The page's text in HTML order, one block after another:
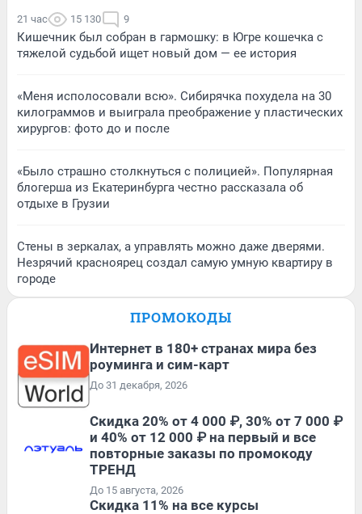
21 час 15 130 9
Кишечник был собран в гармошку: в Югре кошечка с
тяжелой судьбой ищет новый дом — ее история
«Меня исполосовали всю». Сибирячка похудела на 30
килограммов и выиграла преображение у пластических
хирургов: фото до и после
«Было страшно столкнуться с полицией». Популярная
блогерша из Екатеринбурга честно рассказала об
отдыхе в Грузии
Стены в зеркалах, а управлять можно даже дверями.
Незрячий красноярец создал самую умную квартиру в
городе
ПРОМОКОДЫ
Интернет в 180+ странах мира без
роуминга и сим-карт
До 31 декабря, 2026
Скидка 20% от 4 000 ₽, 30% от 7 000 ₽
и 40% от 12 000 ₽ на первый и все
повторные заказы по промокоду
ТРЕНД
До 15 августа, 2026
Скидка 11% на все курсы